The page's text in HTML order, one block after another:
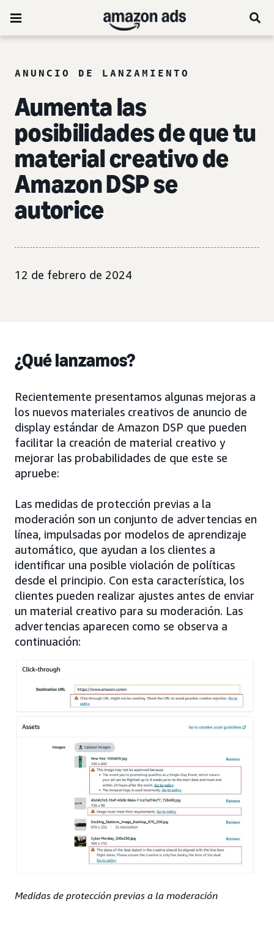
ANUNCIO DE LANZAMIENTO
Aumenta las
posibilidades de que tu
material creativo de
Amazon DSP se
autorice
12 de febrero de 2024
¿Qué lanzamos?
Recientemente presentamos algunas mejoras a
los nuevos materiales creativos de anuncio de
display estándar de Amazon DSP que pueden
facilitar la creación de material creativo y
mejorar las probabilidades de que este se
apruebe:
Las medidas de protección previas a la
moderación son un conjunto de advertencias en
línea, impulsadas por modelos de aprendizaje
automático, que ayudan a los clientes a
identificar una posible violación de políticas
desde el principio. Con esta característica, los
clientes pueden realizar ajustes antes de enviar
un material creativo para su moderación. Las
advertencias aparecen como se observa a
continuación:
Medidas de protección previas a la moderación